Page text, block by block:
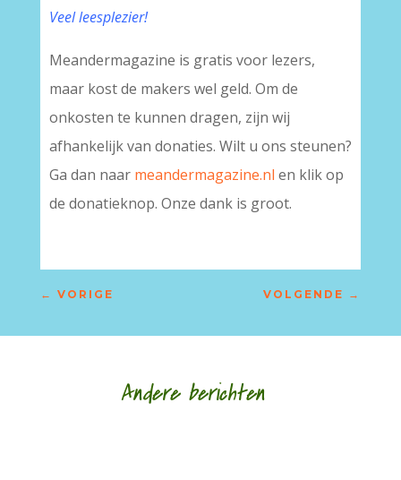
Veel leesplezier!
Meandermagazine is gratis voor lezers,
maar kost de makers wel geld. Om de
onkosten te kunnen dragen, zijn wij
afhankelijk van donaties. Wilt u ons steunen?
Ga dan naar meandermagazine.nl en klik op
de donatieknop. Onze dank is groot.
← VORIGE VOLGENDE →
Andere berichten